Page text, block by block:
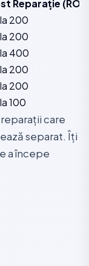
Reparație (RON
200
200
400
200
200
100
reparații care
separat. Îți
a începe